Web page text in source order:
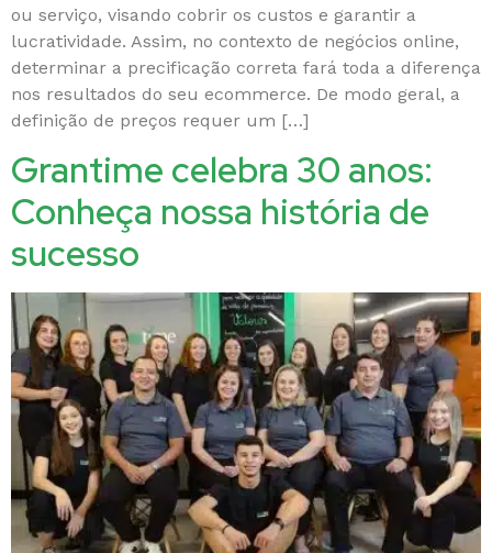
ou serviço, visando cobrir os custos e garantir a
lucratividade. Assim, no contexto de negócios online,
determinar a precificação correta fará toda a diferença
nos resultados do seu ecommerce. De modo geral, a
definição de preços requer um […]
Grantime celebra 30 anos:
Conheça nossa história de
sucesso